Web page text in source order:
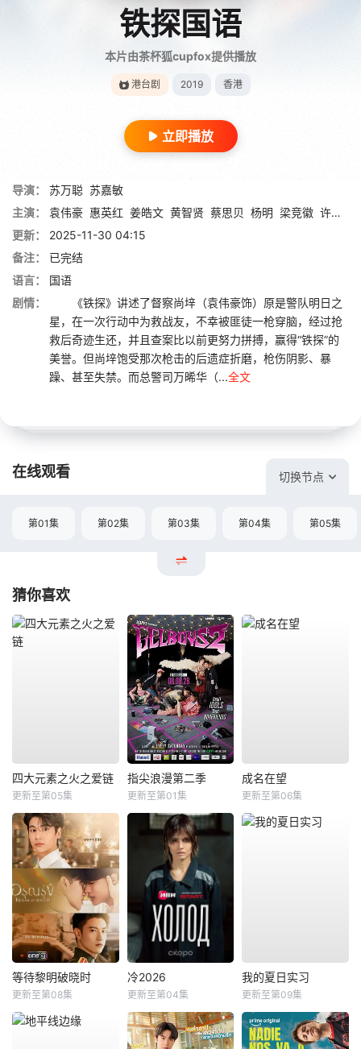
铁探国语
本片由茶杯狐cupfox提供播放
港台剧 2019 香港
立即播放
导演： 苏万聪 苏嘉敏
主演：
袁伟豪 惠英红 姜皓文 黄智贤 蔡思贝 杨明 梁竞徽 许绍雄
更新：
2025-11-30 04:15
备注：
已完结
语言：
国语
剧情：
《铁探》讲述了督察尚垶（袁伟豪饰）原是警队明日之
星，在一次行动中为救战友，不幸被匪徒一枪穿脑，经过抢
救后奇迹生还，并且查案比以前更努力拼搏，赢得“铁探”的
美誉。但尚垶饱受那次枪击的后遗症折磨，枪伤阴影、暴
躁、甚至失禁。而总警司万晞华（...全文
在线观看 切换节点
第01集 第02集 第03集 第04集 第05集
猜你喜欢
四大元素之火之爱链
更新至第05集
指尖浪漫第二季
更新至第01集
成名在望
更新至第06集
等待黎明破晓时
更新至第08集
冷2026
更新至第04集
我的夏日实习
更新至第09集